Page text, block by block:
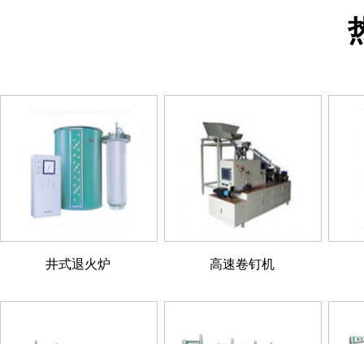
井式退火炉 高速卷钉机